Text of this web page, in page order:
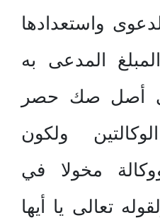
واستعدادها
المدعى به
أصل صك حصر
ولكون
مخولا في
تعالى يا أيها